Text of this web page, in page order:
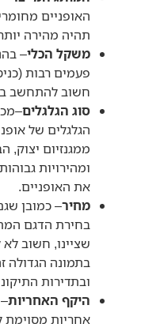
האופניים
תהיה מהירה
משקל הכלי–
פעמים רבות
חשוב להתחשב
סוג הגלגלים
ממגנזיום יצוק,
ומהירויות
את האופניים.
מחיר– כמובן
בחירת הדגם
שציינו, חשוב
בתמונה הגדולה
ובתדירות
היקף האחריות
אחריות